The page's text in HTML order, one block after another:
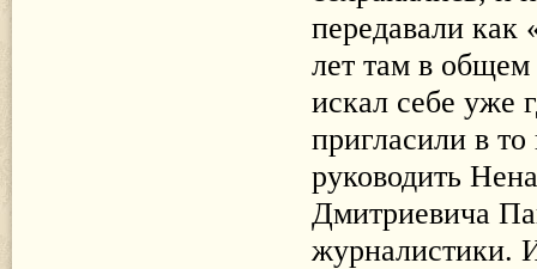
передавали как
лет там в
искал себе уже
пригласили в
руководить
Дмитриевича
журналистики.